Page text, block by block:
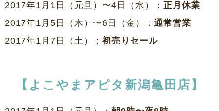
2017年1月1日（元旦）〜4日（水）： 正月休業
2017年1月5日（木）〜6日（金）： 通常営業
2017年1月7日（土）： 初売りセール
【よこやまアピタ新潟亀田店】